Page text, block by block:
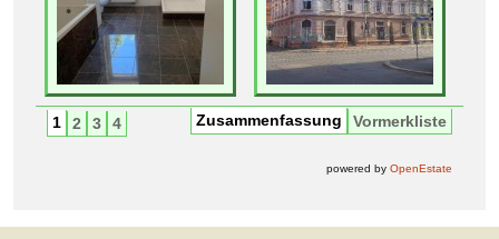
1 2 3 4 Vormerkliste
Zusammenfassung
powered by OpenEstate